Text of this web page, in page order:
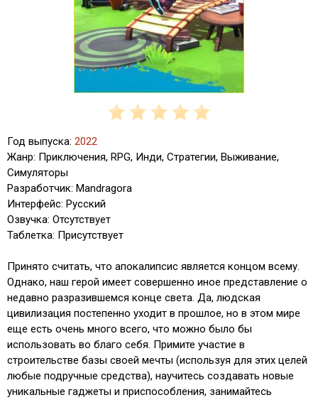
Год выпуска: 2022
Жанр: Приключения, RPG, Инди, Стратегии, Выживание,
Симуляторы
Разработчик: Mandragora
Интерфейс: Русский
Озвучка: Отсутствует
Таблетка: Присутствует
Принято считать, что апокалипсис является концом всему.
Однако, наш герой имеет совершенно иное представление о
недавно разразившемся конце света. Да, людская
цивилизация постепенно уходит в прошлое, но в этом мире
еще есть очень много всего, что можно было бы
использовать во благо себя. Примите участие в
строительстве базы своей мечты (используя для этих целей
любые подручные средства), научитесь создавать новые
уникальные гаджеты и приспособления, занимайтесь